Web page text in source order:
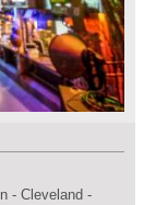
- Cleveland -